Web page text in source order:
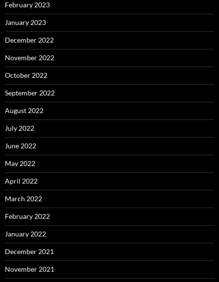
February 2023
January 2023
December 2022
November 2022
October 2022
September 2022
August 2022
July 2022
June 2022
May 2022
April 2022
March 2022
February 2022
January 2022
December 2021
November 2021